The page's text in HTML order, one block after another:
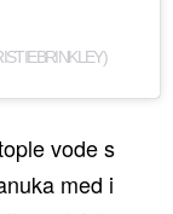
vode s
med i